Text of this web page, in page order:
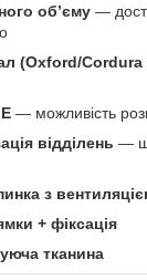
об’єму —
(Oxford/Cordura
— можливість
відділень —
з
+ фіксація
тканина